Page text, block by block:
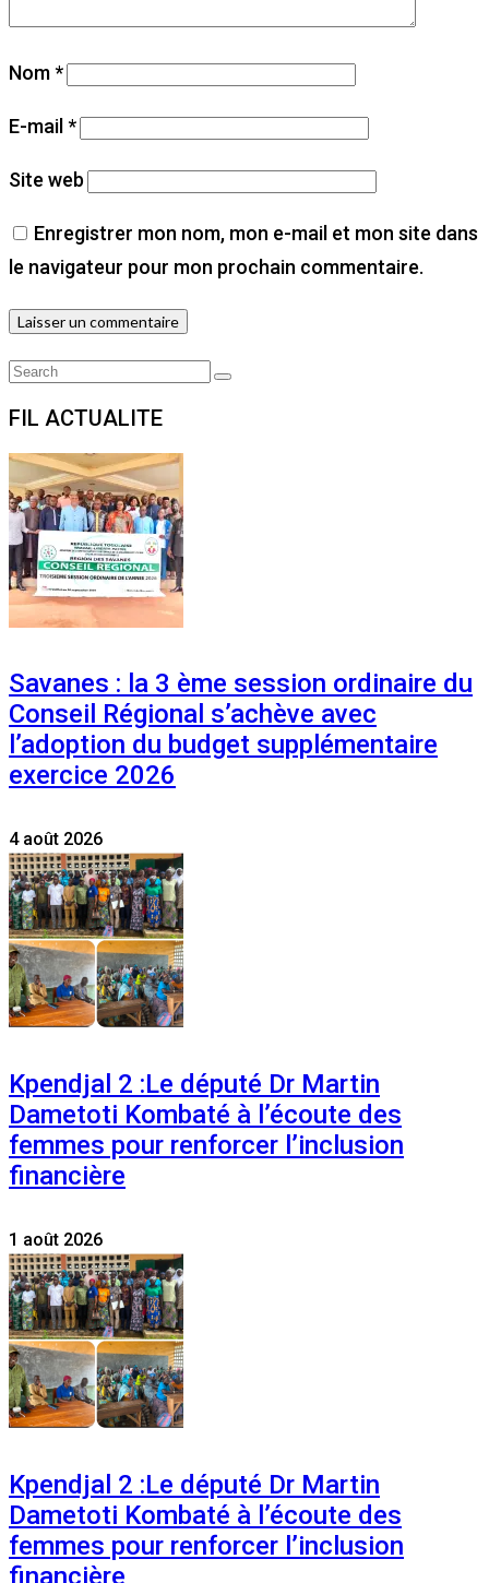
Nom*
E-mail*
Site web
Enregistrer mon nom, mon e-mail et mon site dans
le navigateur pour mon prochain commentaire.
Search
Search
FIL ACTUALITE
Savanes : la 3 ème session ordinaire du
Conseil Régional s’achève avec
l’adoption du budget supplémentaire
exercice 2026
4 août 2026
Kpendjal 2 :Le député Dr Martin
Dametoti Kombaté à l’écoute des
femmes pour renforcer l’inclusion
financière
1 août 2026
Kpendjal 2 :Le député Dr Martin
Dametoti Kombaté à l’écoute des
femmes pour renforcer l’inclusion
financière